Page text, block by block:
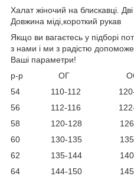
Халат жіночий на блискавці.
Довжина міді,короткий рукав
Якщо ви вагаєтесь у підборі
з нами і ми з радістю
Ваші параметри!
р-р ОГ
54 110-112 120-
56 112-116 122-
58 120-128 126-
60 130-135 135-
62 135-144 140-
64 144-150 145-